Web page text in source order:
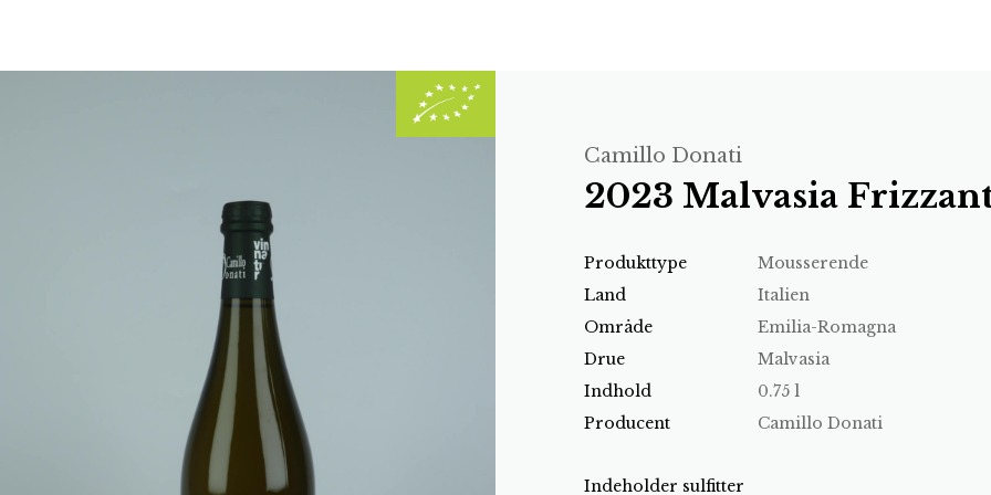
Camillo Donati
2023 Malvasia
Produkttype
Mousserende
Land
Italien
Område
Emilia-Romagna
Drue
Malvasia
Indhold
0.75 l
Producent
Camillo Donati
Indeholder sulfitter